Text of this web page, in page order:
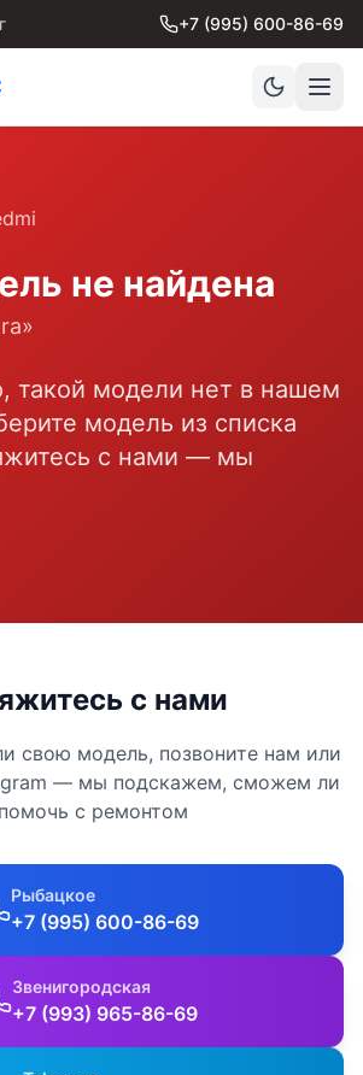
+7 (995) 600-86-69
не найдена
»
такой модели нет в нашем
модель из списка
с нами — мы
с нами
свою модель, позвоните нам или
— мы подскажем, сможем ли
помочь с ремонтом
Рыбацкое
+7 (995) 600-86-69
Звенигородская
+7 (993) 965-86-69